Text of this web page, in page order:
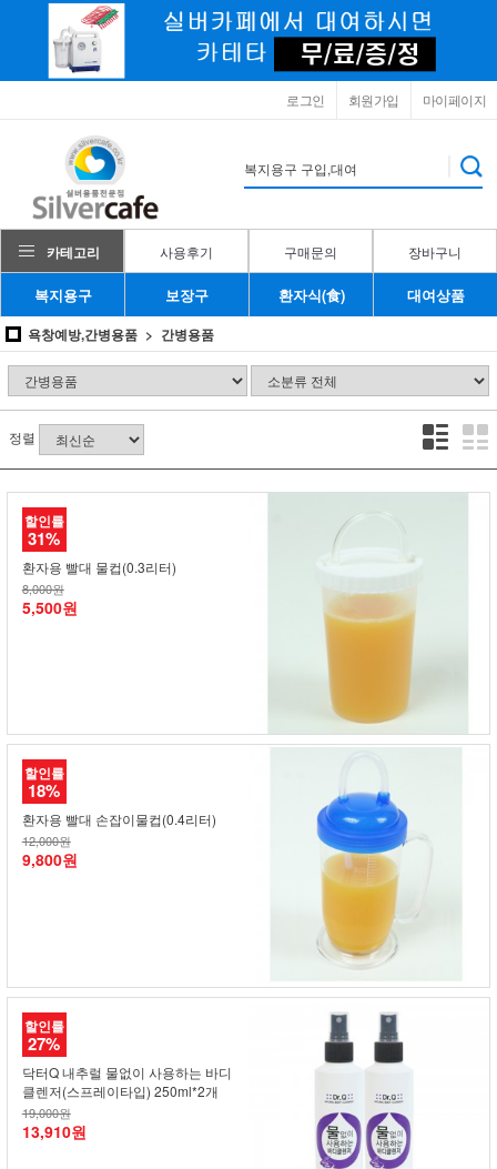
마이페이지
회원가입
로그인
카테고리 사용후기 구매문의 장바구니
복지용구 보장구 환자식(食) 대여상품
욕창예방,간병용품 간병용품
정렬
할인률
31%
환자용 빨대 물컵(0.3리터)
8,000원
5,500원
할인률
18%
환자용 빨대 손잡이물컵(0.4리터)
12,000원
9,800원
할인률
27%
닥터Q 내추럴 물없이 사용하는 바디
클렌저(스프레이타입) 250ml*2개
19,000원
13,910원